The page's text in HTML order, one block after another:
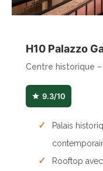
H10 Palazzo
Centre historique
9.3/10
Palais
Rooftop